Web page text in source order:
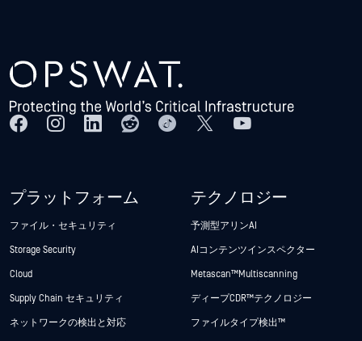
プラットフォーム
ファイル・セキュリティ
Storage Security
Cloud
Supply Chain セキュリティ
ネットワークの検出と対応
テクノロジー
予測型アリンAI
AIコンテンツインスペクター
Metascan™ Multiscanning
ディープCDR™テクノロジー
ファイルタイプ検出™